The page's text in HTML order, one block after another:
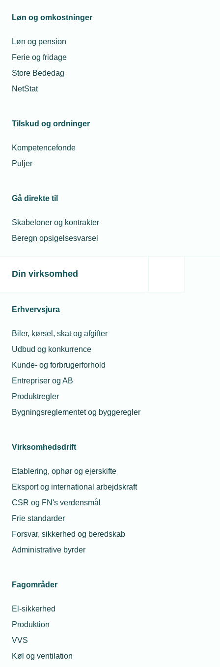
Løn og omkostninger
Løn og pension
Ferie og fridage
Store Bededag
NetStat
Tilskud og ordninger
Kompetencefonde
Puljer
Gå direkte til
Skabeloner og kontrakter
Beregn opsigelsesvarsel
Din virksomhed
Erhvervsjura
Biler, kørsel, skat og afgifter
Udbud og konkurrence
Kunde- og forbrugerforhold
Entrepriser og AB
Produktregler
Bygningsreglementet og byggeregler
Virksomhedsdrift
Etablering, ophør og ejerskifte
Eksport og international arbejdskraft
CSR og FN's verdensmål
Frie standarder
Forsvar, sikkerhed og beredskab
Administrative byrder
Fagområder
El-sikkerhed
Produktion
VVS
Køl og ventilation